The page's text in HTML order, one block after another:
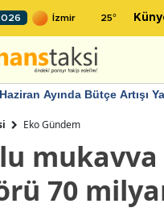
25°
Ayında Bütçe Artışı
Eko Gündem
mukavva
70